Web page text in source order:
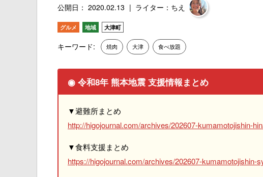
公開日： 2020.02.13 ライター：ちえ
グルメ 地域 大津町
キーワード: 焼肉 大津 食べ放題
◉ 令和8年 熊本地震 支援情報まとめ
▼避難所まとめ
http://higojournal.com/archives/202607-kumamotojishin-
▼食料支援まとめ
https://higojournal.com/archives/202607-kumamotojishin-